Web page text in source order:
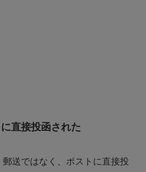
直接投函された
郵送ではなく、ポストに直接投